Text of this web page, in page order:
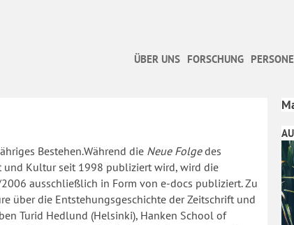
ÜBER UNS FORSCHUNG
Bestehen.Während die Neue Folgedes
Kultur seit 1998 publiziert wird, wird die
ausschließlich in Form von e-docs publiziert. Zu
über die Entstehungsgeschichte der Zeitschrift und
Turid Hedlund (Helsinki), Hanken School of